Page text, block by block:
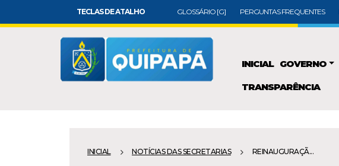
TECLAS DE ATALHO GLOSSÁRIO [G] PERGUNTAS FREQUENTES
INICIAL GOVERNO
TRANSPARÊNCIA
INICIAL NOTÍCIAS DAS SECRETARIAS REINAUGURAÇÃ...